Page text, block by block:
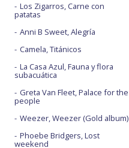
Los Zigarros, Carne con
patatas
Anni B Sweet, Alegría
Camela, Titánicos
La Casa Azul, Fauna y flora
subacuática
Greta Van Fleet, Palace for the
people
Weezer, Weezer (Gold album)
Phoebe Bridgers, Lost
weekend